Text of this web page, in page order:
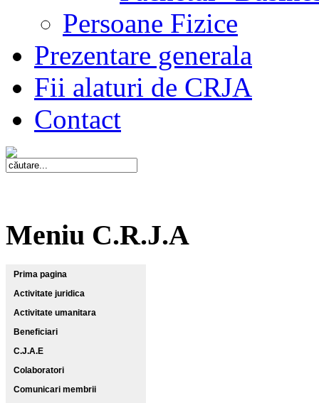
Persoane Fizice
Prezentare generala
Fii alaturi de CRJA
Contact
Meniu C.R.J.A
Prima pagina
Activitate juridica
Activitate umanitara
Beneficiari
C.J.A.E
Colaboratori
Comunicari membrii